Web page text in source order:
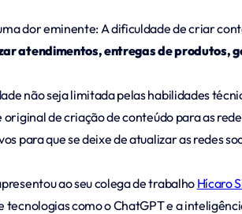
dor eminente: A dificuldade de criar
atendimentos, entregas de produtos,
não seja limitada pelas habilidades
de criação de conteúdo para as
para que se deixe de atualizar as redes
ao seu colega de trabalho Hícaro
como o ChatGPT e a